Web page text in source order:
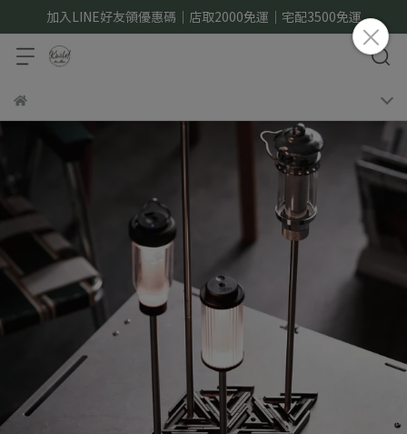
加入LINE好友領優惠碼｜店取2000免運｜宅配3500免運